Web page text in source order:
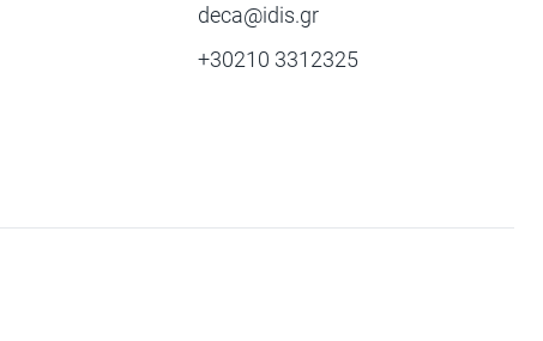
deca@idis.gr
+30210 3312325